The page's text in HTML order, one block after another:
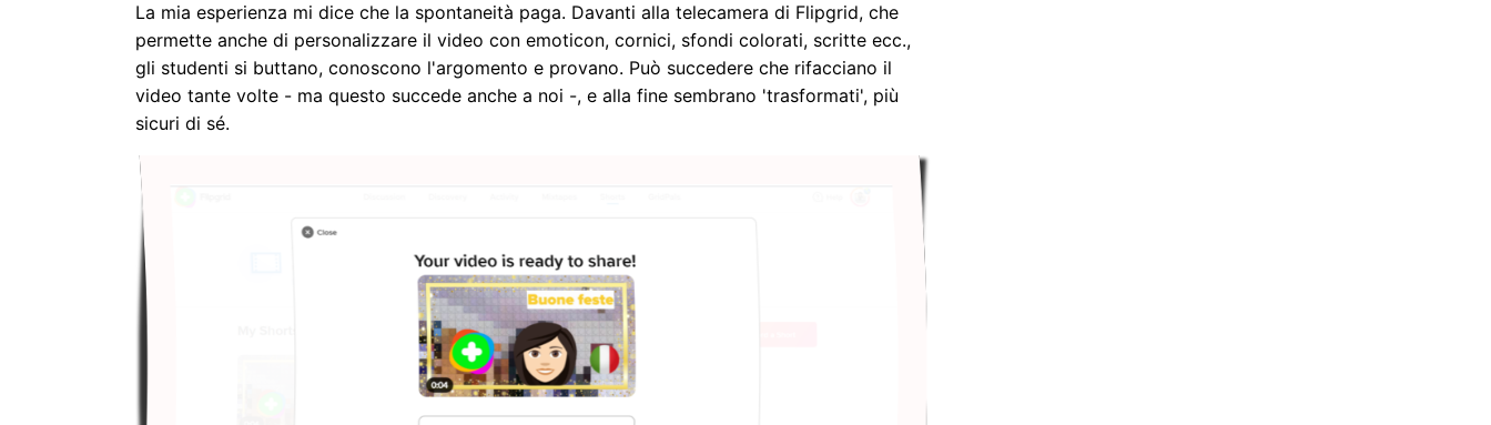
La mia esperienza mi dice che la spontaneità paga. Davanti alla telecamera di Flipgrid, che
permette anche di personalizzare il video con emoticon, cornici, sfondi colorati, scritte ecc.,
gli studenti si buttano, conoscono l'argomento e provano. Può succedere che rifacciano il
video tante volte - ma questo succede anche a noi -, e alla fine sembrano 'trasformati', più
sicuri di sé.